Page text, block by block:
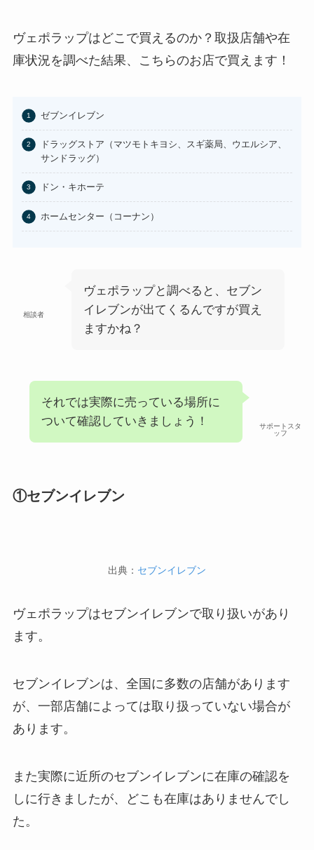
あわせて読みたい
東京バナナはどこに売ってる？東
100均のお香立てどこで買える？
セリアなど取扱店まとめ
あわせて読みたい
こに売ってる？任天堂ストアや
Amazonで買える？
る？コンビニに売ってる？ネット
通販が確実？
ヴェポラップはどこで買えるのか？取扱店舗や在
庫状況を調べた結果、こちらのお店で買えます！
ゼブンイレブン
ドラッグストア（マツモトキヨシ、スギ薬局、ウエルシア、
サンドラッグ）
ドン・キホーテ
ホームセンター（コーナン）
相談者
ヴェポラップと調べると、セブン
イレブンが出てくるんですが買え
ますかね？
サポートスタ
ッフ
それでは実際に売っている場所に
ついて確認していきましょう！
①セブンイレブン
出典： セブンイレブン
ヴェポラップはセブンイレブンで取り扱いがあり
ます。
セブンイレブンは、全国に多数の店舗があります
が、一部店舗によっては取り扱っていない場合が
あります。
また実際に近所のセブンイレブンに在庫の確認を
しに行きましたが、どこも在庫はありませんでし
た。